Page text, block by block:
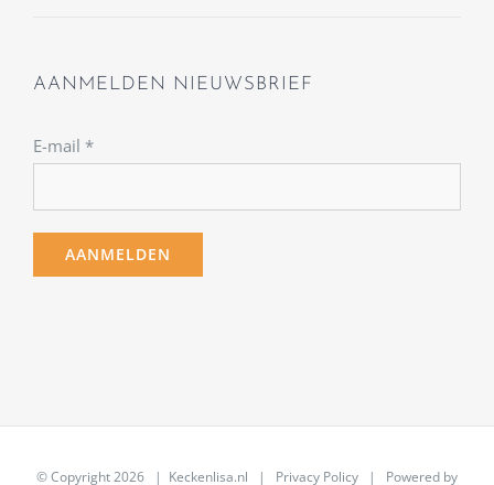
AANMELDEN NIEUWSBRIEF
E-mail *
© Copyright2026 | Keckenlisa.nl | Privacy Policy | Powered by